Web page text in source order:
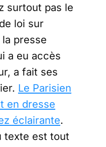
surtout pas le
loi sur
la presse
a eu accès
a fait ses
Le Parisien
en dresse
éclairante.
texte est tout